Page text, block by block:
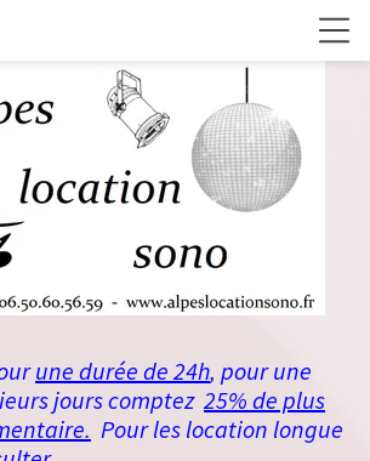
une durée de 24h, pour une
jours comptez25% de plus
Pour les location longue